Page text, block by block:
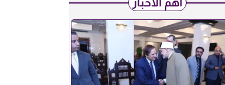
أهم الأخبار